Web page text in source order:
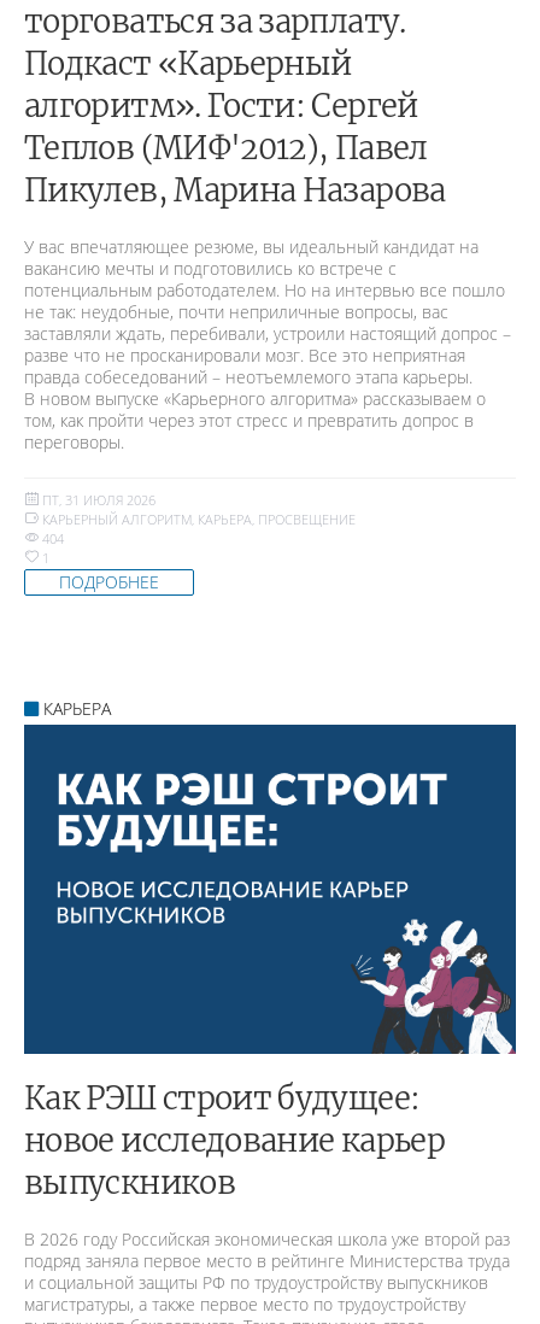
торговаться за зарплату.
Подкаст «Карьерный
алгоритм». Гости: Сергей
Теплов (МИФ'2012), Павел
Пикулев, Марина Назарова
У вас впечатляющее резюме, вы идеальный кандидат на
вакансию мечты и подготовились ко встрече с
потенциальным работодателем. Но на интервью все пошло
не так: неудобные, почти неприличные вопросы, вас
заставляли ждать, перебивали, устроили настоящий допрос –
разве что не просканировали мозг. Все это неприятная
правда собеседований – неотъемлемого этапа карьеры.
В новом выпуске «Карьерного алгоритма» рассказываем о
том, как пройти через этот стресс и превратить допрос в
переговоры.
ПТ, 31 ИЮЛЯ 2026
КАРЬЕРНЫЙ АЛГОРИТМ КАРЬЕРА ПРОСВЕЩЕНИЕ
404
1
ПОДРОБНЕЕ
КАРЬЕРА
Как РЭШ строит будущее:
новое исследование карьер
выпускников
В 2026 году Российская экономическая школа уже второй раз
подряд заняла первое место в рейтинге Министерства труда
и социальной защиты РФ по трудоустройству выпускников
магистратуры, а также первое место по трудоустройству